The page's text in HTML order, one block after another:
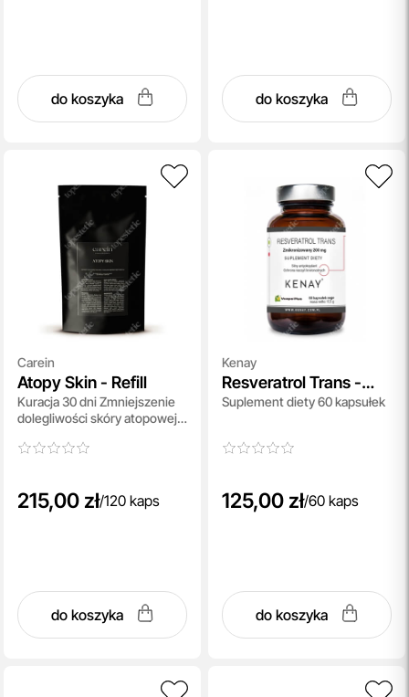
do koszyka do koszyka
Carein
Atopy Skin - Refill
Kuracja 30 dni Zmniejszenie
dolegliwości skóry atopowej -
215,00 zł/120 kaps
do koszyka
Kenay
Resveratrol Trans -
Zmikronizowany 200
Suplement diety 60 kapsułek
125,00 zł/60 kaps
do koszyka